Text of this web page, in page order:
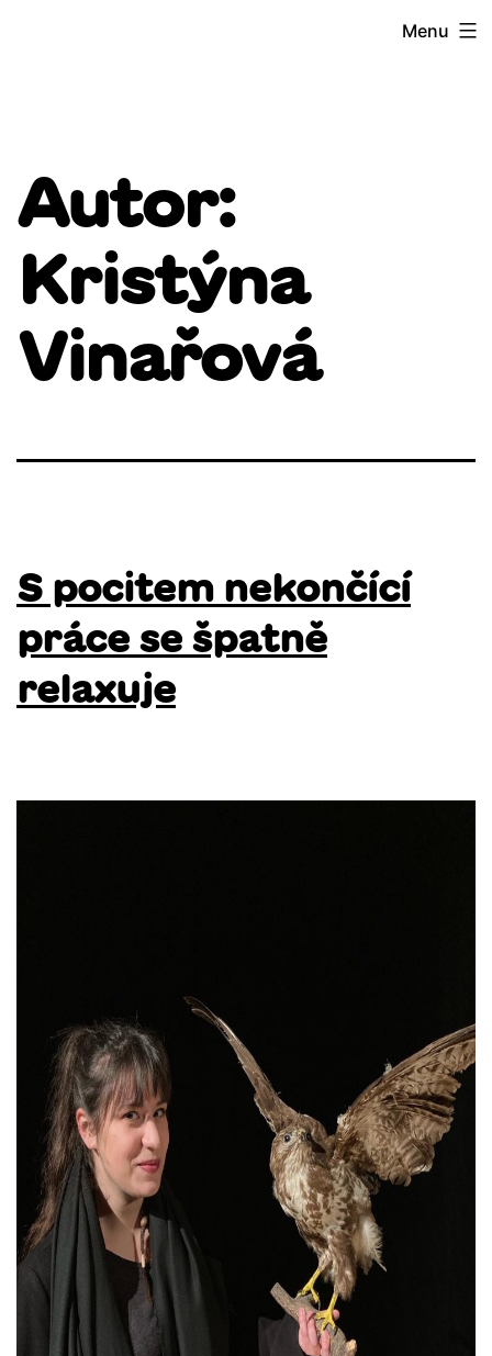
Menu
Autor:
Kristýna
Vinařová
S pocitem nekončící
práce se špatně
relaxuje